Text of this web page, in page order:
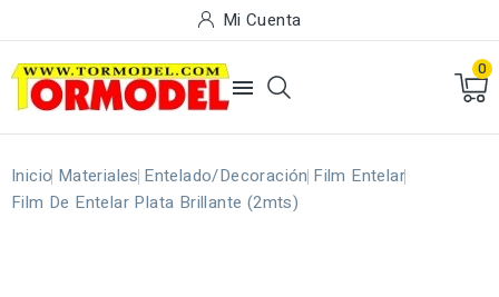
Mi Cuenta

0
Inicio Materiales Entelado/Decoración Film Entelar
Film De Entelar Plata Brillante (2mts)